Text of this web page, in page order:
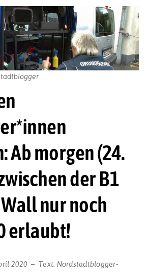
Ab morgen (24.
der B1
nur noch
erlaubt!
2020 Text: Nordstadtblogger-